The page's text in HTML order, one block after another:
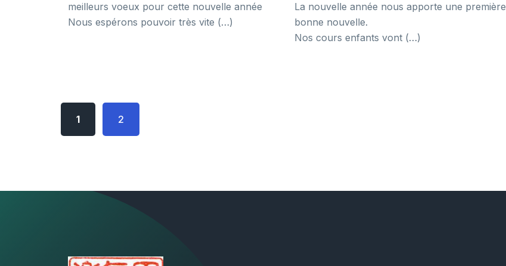
meilleurs voeux pour cette nouvelle année
Nous espérons pouvoir très vite (…)
La nouvelle année nous apporte une première
bonne nouvelle.
Nos cours enfants vont (…)
1 2